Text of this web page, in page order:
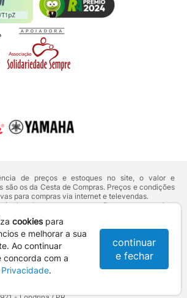
de preços e estoques no site, o valor e
são os da Cesta de Compras. Preços e condições
para compras via internet e televendas.
de nossos estoques. Para compras acima
.
no site prevalecem sobre outros anunciados em
de comunicação ou sites de buscas. Código de
Lei nº 8.078.
de dados e análises de crédito e risco.
cookiespara
e melhorar a sua
Ao continuar
concorda com a
.
continuar
e fechar